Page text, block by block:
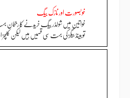
خوبصورت اور نازک بیگ
خواتین میں شولڈر بیگ خریدنے کا
تو ہینڈ بیگز کی بہت سی قسمیں ہیں لیکن کلچز